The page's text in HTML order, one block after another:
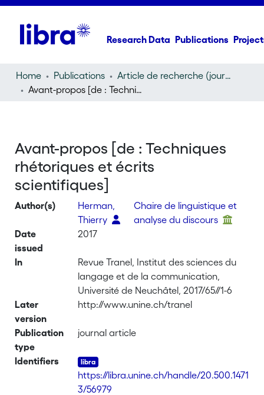
Research Data Publications
Home Publications
Article de recherche (journal article)
Avant-propos [de : Techniques rhétoriques et écrits scientifiques]
Avant-propos [de : Techniques
rhétoriques et écrits
scientifiques]
Author(s)
Herman,
Thierry
Chaire de linguistique et
analyse du discours
Date
issued
2017
In
Revue Tranel, Institut des sciences du
langage et de la communication,
Université de Neuchâtel, 2017/65//1-6
Later
version
http://www.unine.ch/tranel
Publication
type
journal article
Identifiers
https://libra.unine.ch/handle/20.500.1471
3/56979